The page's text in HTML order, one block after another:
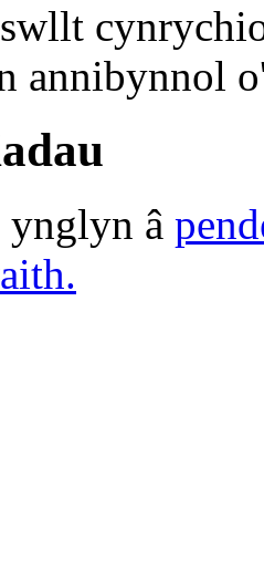
annibynnol
ynglyn â